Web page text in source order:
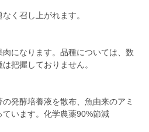
く召し上がれます。
肉になります。品種については、数
把握しておりません。
発酵培養液を散布、魚由来のアミ
ています。化学農薬90%節減